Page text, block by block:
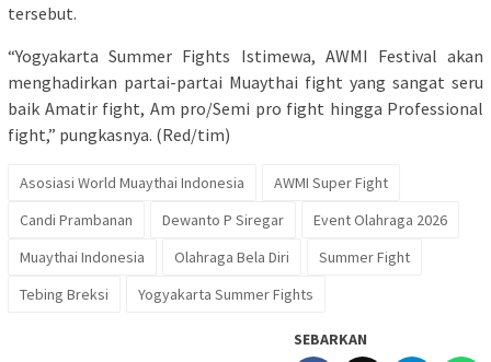
tersebut.
“Yogyakarta Summer Fights Istimewa, AWMI Festival akan
menghadirkan partai-partai Muaythai fight yang sangat seru
baik Amatir fight, Am pro/Semi pro fight hingga Professional
fight,” pungkasnya. (Red/tim)
Asosiasi World Muaythai Indonesia
AWMI Super Fight
Candi Prambanan
Dewanto P Siregar
Event Olahraga 2026
Muaythai Indonesia
Olahraga Bela Diri
Summer Fight
Tebing Breksi
Yogyakarta Summer Fights
SEBARKAN